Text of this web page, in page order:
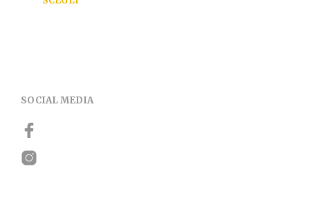
SOCIAL MEDIA